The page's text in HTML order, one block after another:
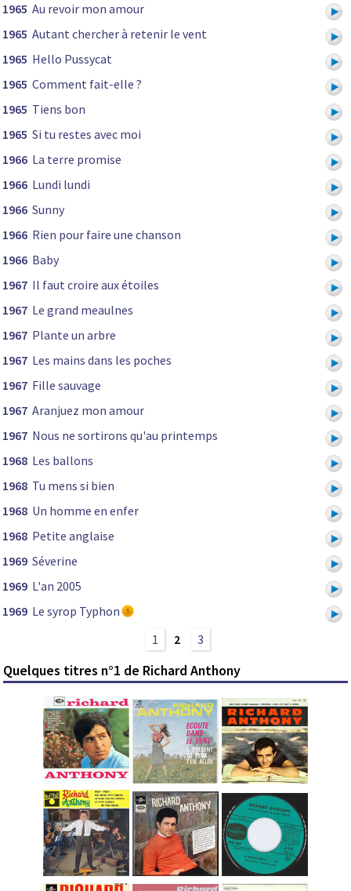
1965 Au revoir mon amour
1965 Autant chercher à retenir le vent
1965 Hello Pussycat
1965 Comment fait-elle ?
1965 Tiens bon
1965 Si tu restes avec moi
1966 La terre promise
1966 Lundi lundi
1966 Sunny
1966 Rien pour faire une chanson
1966 Baby
1967 Il faut croire aux étoiles
1967 Le grand meaulnes
1967 Plante un arbre
1967 Les mains dans les poches
1967 Fille sauvage
1967 Aranjuez mon amour
1967 Nous ne sortirons qu'au printemps
1968 Les ballons
1968 Tu mens si bien
1968 Un homme en enfer
1968 Petite anglaise
1969 Séverine
1969 L'an 2005
1969 Le syrop Typhon
1
2 3
Quelques titres n°1 de Richard Anthony